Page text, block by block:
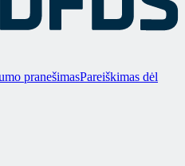
pranešimasPareiškimas dėl